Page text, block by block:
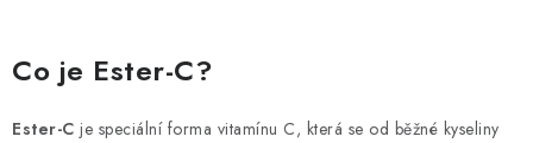
Co je Ester-C?
Ester-C je speciální forma vitamínu C, která se od běžné kyseliny